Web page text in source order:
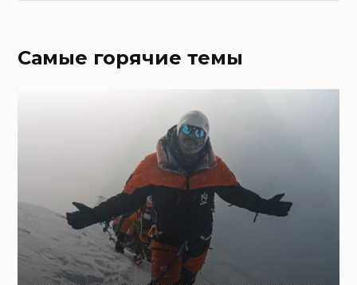
Самые горячие темы